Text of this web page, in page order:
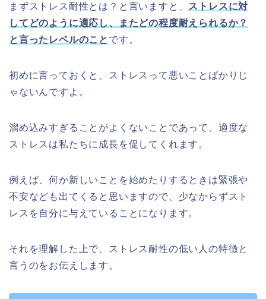
まずストレス耐性とは？と言いますと、 ストレスに対
してどのように適応し、またどの程度耐えられるか？
と言ったレベルのこと です。
初めに言っておくと、ストレスって悪いことばかりじ
ゃないんですよ。
溜め込みすぎることがよくないことであって、適度な
ストレスは私たちに成長を促してくれます。
例えば、何か新しいことを始めたりするときは緊張や
不安なども出てくると思いますので、少なからずスト
レスを自分に与えていることになります。
それを理解した上で、ストレス耐性の低い人の特徴と
言うのをお伝えします。